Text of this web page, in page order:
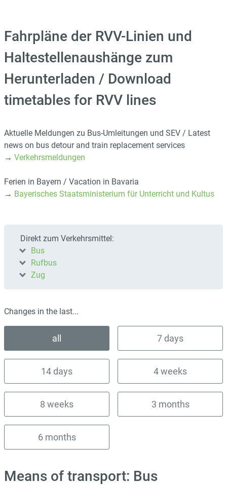
Fahrpläne der RVV-Linien und
Haltestellenaushänge zum
Herunterladen / Download
timetables for RVV lines
Aktuelle Meldungen zu Bus-Umleitungen und SEV / Latest
news on bus detour and train replacement services
→ Verkehrsmeldungen
Ferien in Bayern / Vacation in Bavaria
→ Bayerisches Staatsministerium für Unterricht und Kultus
Direkt zum Verkehrsmittel:
Bus
Rufbus
Zug
Changes in the last...
all 7 days
14 days 4 weeks
8 weeks 3 months
6 months
Means of transport: Bus